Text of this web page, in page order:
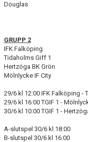
Douglas
GRUPP 2
IFK Falköping
Tidaholms Giff 1
Hertzöga BK Grön
Mölnlycke IF City
29/6 kl 12:00 IFK Falköping -
29/6 kl 16:00 TGIF 1 -
30/6 kl 10:00 TGIF 1 -
A-slutspel 30/6 kl 18:00
B-slutspel 30/6 kl 16:00